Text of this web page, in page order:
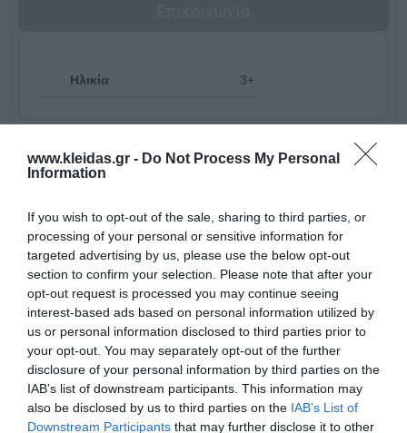
www.kleidas.gr - Do Not Process My Personal
Information
If you wish to opt-out of the sale, sharing to third parties, or
processing of your personal or sensitive information for
targeted advertising by us, please use the below opt-out
section to confirm your selection. Please note that after your
opt-out request is processed you may continue seeing
interest-based ads based on personal information utilized by
us or personal information disclosed to third parties prior to
your opt-out. You may separately opt-out of the further
disclosure of your personal information by third parties on the
IAB’s list of downstream participants. This information may
also be disclosed by us to third parties on the IAB’s List of
Downstream Participants that may further disclose it to other
Ηλικία 3+
Καινοτομία και Φροντίδα για το Παιδί από το 1975
Από το 1975, η
Wesco σχεδιάζει και επιλέγει
προϊόντα που συνοδεύουν την επιτυχημένη ανάπτυξη